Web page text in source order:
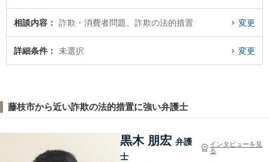
相談内容 詐欺・消費者問題、詐欺の法的措置 変更
詳細条件 未選択 変更
藤枝市から近い詐欺の法的措置に強い弁護士
黒木 朋宏 弁護
士
インタビューを見
る